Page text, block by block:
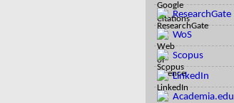
ResearchGate
WoS
Scopus
LinkedIn
Academia.edu